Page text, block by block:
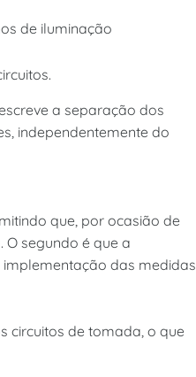
de iluminação
a separação dos
independentemente do
que, por ocasião de
segundo é que a
das medidas
circuitos de tomada, o que